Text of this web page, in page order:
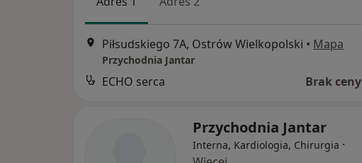
Piłsudskiego 7A, Ostrów Wielkopolski • Mapa
Przychodnia Jantar
ECHO serca Brak ceny
Przychodnia Jantar
Interna, Kardiologia, Chirurgia ·